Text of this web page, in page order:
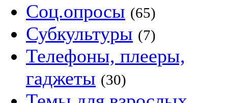
Соц.опросы (65)
Субкультуры (7)
Телефоны, плееры,
гаджеты (30)